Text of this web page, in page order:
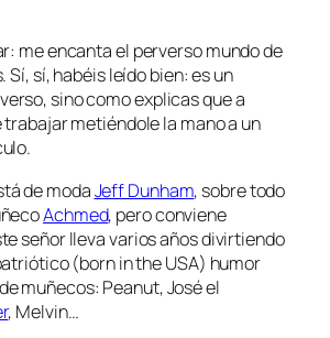
me encanta el perverso mundo de
Sí, sí, habéis leído bien: es un
sino como explicas que a
metiéndole la mano a un
de modaJeff Dunham, sobre todo
Achmed, pero conviene
señor lleva varios años divirtiendo
(born in the USA) humor
muñecos: Peanut, José el
, Melvin…